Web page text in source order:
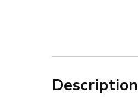
Description